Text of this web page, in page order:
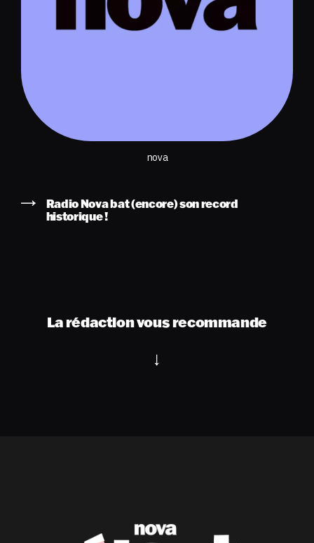
nova
Radio Nova bat (encore) son record
historique !
La rédaction vous recommande